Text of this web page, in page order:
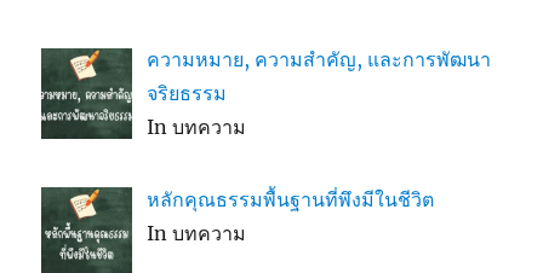
ความหมาย, ความสำคัญ, และการพัฒนา
จริยธรรม
In บทความ
หลักคุณธรรมพื้นฐานที่พึงมีในชีวิต
In บทความ